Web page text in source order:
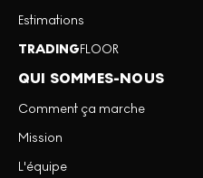
Estimations
TRADINGFLOOR
QUI SOMMES-NOUS
Comment ça marche
Mission
L'équipe